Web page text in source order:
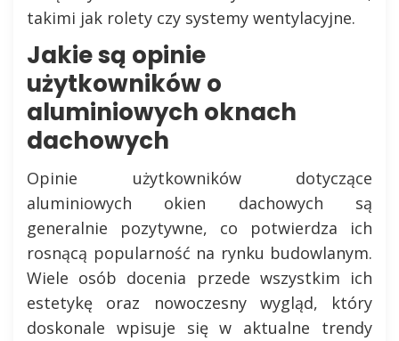
takimi jak rolety czy systemy wentylacyjne.
Jakie są opinie
użytkowników o
aluminiowych oknach
dachowych
Opinie użytkowników dotyczące
aluminiowych okien dachowych są
generalnie pozytywne, co potwierdza ich
rosnącą popularność na rynku budowlanym.
Wiele osób docenia przede wszystkim ich
estetykę oraz nowoczesny wygląd, który
doskonale wpisuje się w aktualne trendy